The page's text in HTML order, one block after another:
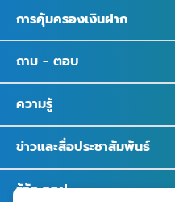
การคุ้มครองเงินฝาก
ถาม - ตอบ
ความรู้
ข่าวและสื่อประชาสัมพันธ์
รู้จัก สคฝ.